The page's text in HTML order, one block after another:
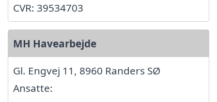
CVR: 39534703
MH Havearbejde
Gl. Engvej 11, 8960 Randers SØ
Ansatte: